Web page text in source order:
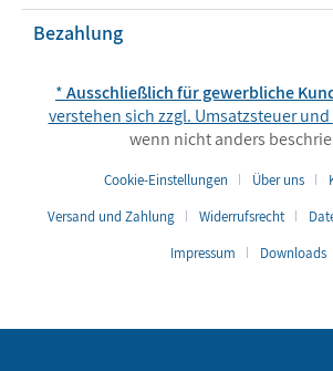
Bezahlung
*Ausschließlich für gewerbliche
verstehen sich zzgl. Umsatzsteuer und
wenn nicht anders
Cookie-Einstellungen Über uns
Versand und Zahlung
Widerrufsrecht
Impressum
Downloads